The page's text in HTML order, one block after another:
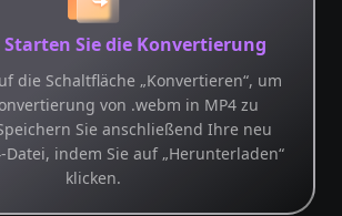
Sie die Konvertierung
die Schaltfläche „Konvertieren“, um
von .webm in MP4 zu
Sie anschließend Ihre neu
Datei, indem Sie auf „Herunterladen“
klicken.